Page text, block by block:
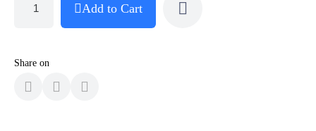
Add to Cart
Share on